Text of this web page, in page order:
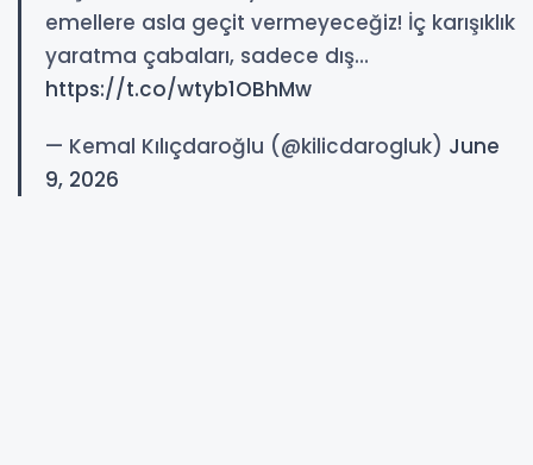
emellere asla geçit vermeyeceğiz! İç karışıklık
yaratma çabaları, sadece dış…
https://t.co/wtyb1OBhMw
— Kemal Kılıçdaroğlu (@kilicdarogluk) June
9, 2026